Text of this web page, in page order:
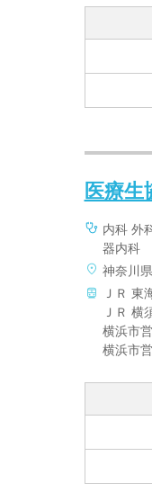
医療生
内科 外
器内科
神奈川
ＪＲ
ＪＲ
横浜市
横浜市